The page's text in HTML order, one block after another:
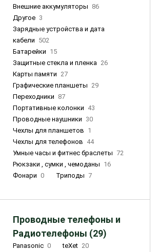
Внешние аккумуляторы 86
Другое 3
Зарядные устройства и дата
кабели 502
Батарейки 15
Защитные стекла и пленка 26
Карты памяти 27
Графические планшеты 29
Переходники 87
Портативные колонки 43
Проводные наушники 30
Чехлы для планшетов 1
Чехлы для телефонов 44
Умные часы и фитнес браслеты 72
Рюкзаки , сумки , чемоданы 16
Фонари 0 Триподы 7
Проводные телефоны и
Радиотелефоны (29)
Panasonic 0 teXet 20